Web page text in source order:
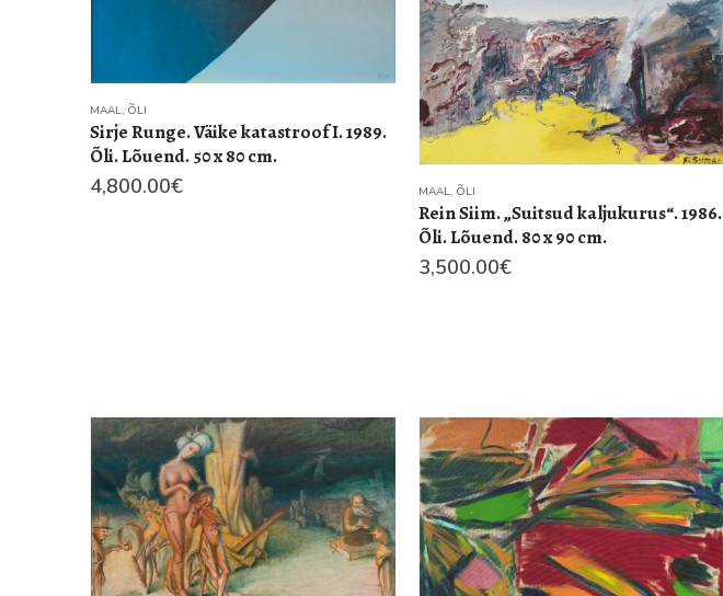
MAAL, ÕLI
Sirje Runge. Väike katastroof I. 1989.
Õli. Lõuend. 50 x 80 cm.
4,800.00€ MAAL, ÕLI
Rein Siim. „Suitsud kaljukurus“. 1986.
Õli. Lõuend. 80 x 90 cm.
3,500.00€